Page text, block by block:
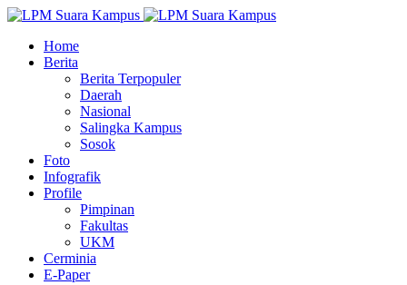
Home
Berita
Berita Terpopuler
Daerah
Nasional
Salingka Kampus
Sosok
Foto
Infografik
Profile
Pimpinan
Fakultas
UKM
Cerminia
E-Paper